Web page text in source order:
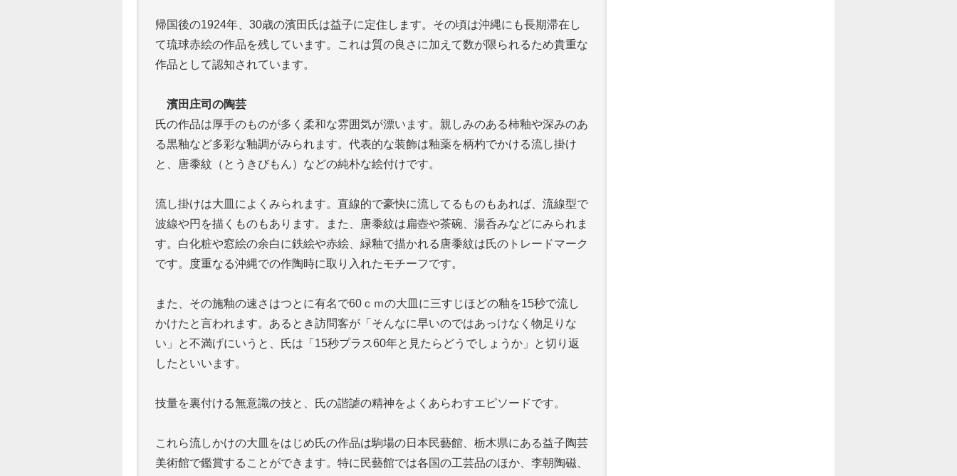
帰国後の1924年、30歳の濱田氏は益子に定住します。その頃は沖縄にも長期滞在し
て琉球赤絵の作品を残しています。これは質の良さに加えて数が限られるため貴重な
作品として認知されています。
濱田庄司の陶芸
氏の作品は厚手のものが多く柔和な雰囲気が漂います。親しみのある柿釉や深みのあ
る黒釉など多彩な釉調がみられます。代表的な装飾は釉薬を柄杓でかける流し掛け
と、唐黍紋（とうきびもん）などの純朴な絵付けです。
流し掛けは大皿によくみられます。直線的で豪快に流してるものもあれば、流線型で
波線や円を描くものもあります。また、唐黍紋は扁壺や茶碗、湯呑みなどにみられま
す。白化粧や窓絵の余白に鉄絵や赤絵、緑釉で描かれる唐黍紋は氏のトレードマーク
です。度重なる沖縄での作陶時に取り入れたモチーフです。
また、その施釉の速さはつとに有名で60ｃｍの大皿に三すじほどの釉を15秒で流し
かけたと言われます。あるとき訪問客が「そんなに早いのではあっけなく物足りな
い」と不満げにいうと、氏は「15秒プラス60年と見たらどうでしょうか」と切り返
したといいます。
技量を裏付ける無意識の技と、氏の諧謔の精神をよくあらわすエピソードです。
これら流しかけの大皿をはじめ氏の作品は駒場の日本民藝館、栃木県にある益子陶芸
美術館で鑑賞することができます。特に民藝館では各国の工芸品のほか、李朝陶磁、